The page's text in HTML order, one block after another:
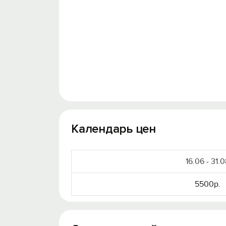
Календарь цен
16.06 -
5500р.